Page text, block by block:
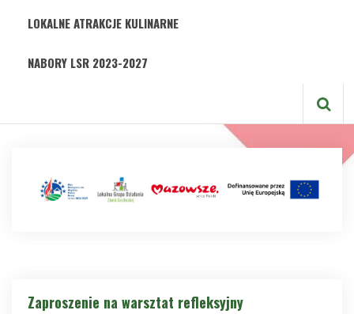
LOKALNE ATRAKCJE KULINARNE
NABORY LSR 2023-2027
Zaproszenie na warsztat refleksyjny